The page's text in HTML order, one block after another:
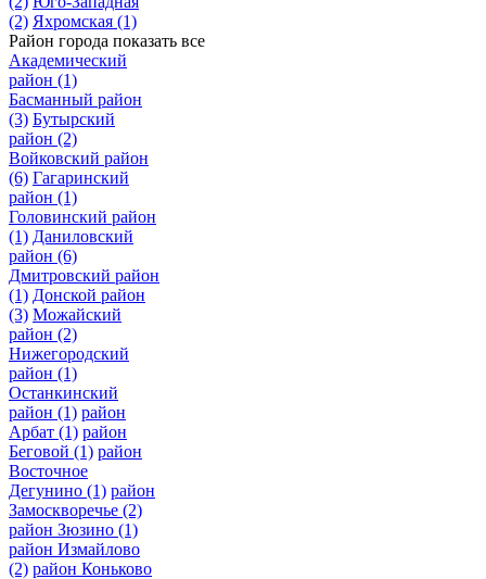
(2) Яхромская (1)
Район города показать все
Академический
район (1)
Басманный район
(3) Бутырский
район (2)
Войковский район
(6) Гагаринский
район (1)
Головинский район
(1) Даниловский
район (6)
Дмитровский район
(1) Донской район
(3) Можайский
район (2)
Нижегородский
район (1)
Останкинский
район (1) район
Арбат (1) район
Беговой (1) район
Восточное
Дегунино (1) район
Замоскворечье (2)
район Зюзино (1)
район Измайлово
(2) район Коньково